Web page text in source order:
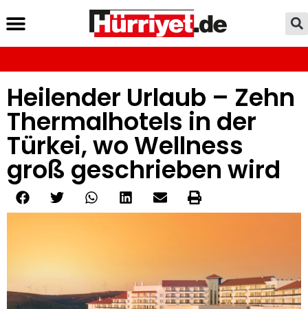
Heilender Urlaub – Zehn
Thermalhotels in der
Türkei, wo Wellness
groß geschrieben wird